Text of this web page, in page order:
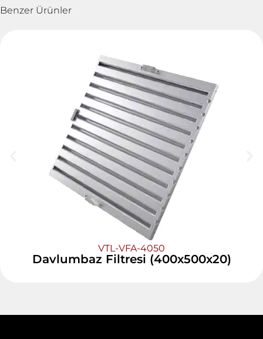
Benzer Ürünler
VTL-VFA-4050
Davlumbaz Filtresi (400x500x20)